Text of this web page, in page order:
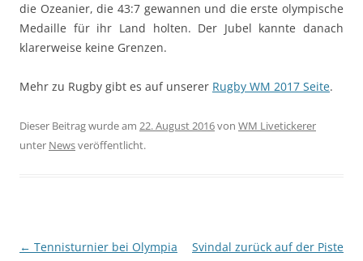
die Ozeanier, die 43:7 gewannen und die erste olympische
Medaille für ihr Land holten. Der Jubel kannte danach
klarerweise keine Grenzen.
Mehr zu Rugby gibt es auf unserer Rugby WM 2017 Seite.
Dieser Beitrag wurde am 22. August 2016von WM Livetickerer
unter Newsveröffentlicht.
Beitragsnavigation
← Tennisturnier bei Olympia
Svindal zurück auf der Piste